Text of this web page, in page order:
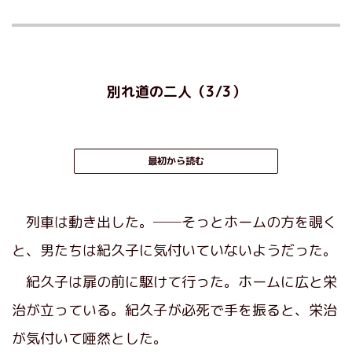
別れ道の二人（3/3）
最初から読む
列車は動き出した。──そっとホームの方を覗く
と、男たちは紀久子に気付いていないようだった。
紀久子は扉の前に駆けて行った。ホームに広と栄
治が立っている。紀久子が必死で手を振ると、栄治
が気付いて唖然とした。